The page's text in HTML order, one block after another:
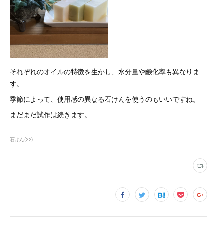
それぞれのオイルの特徴を生かし、水分量や鹸化率も異なりま
す。
季節によって、使用感の異なる石けんを使うのもいいですね。
まだまだ試作は続きます。
石けん(22)